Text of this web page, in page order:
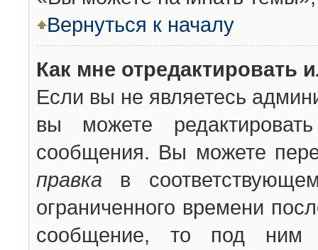
Вернуться к началу
Как мне отредактировать
Если вы не являетесь
вы можете
сообщения. Вы можете
правка в
ограниченного времени
сообщение, то под ним